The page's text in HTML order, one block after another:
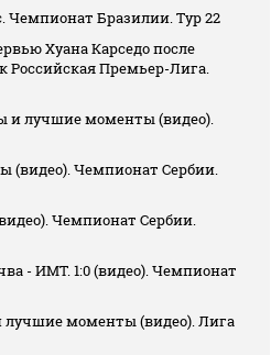
Чемпионат Бразилии. Тур 22
Хуана Карседо после
Российская Премьер-Лига.
и лучшие моменты (видео).
(видео). Чемпионат Сербии.
Чемпионат Сербии.
- ИМТ. 1:0 (видео). Чемпионат
лучшие моменты (видео). Лига